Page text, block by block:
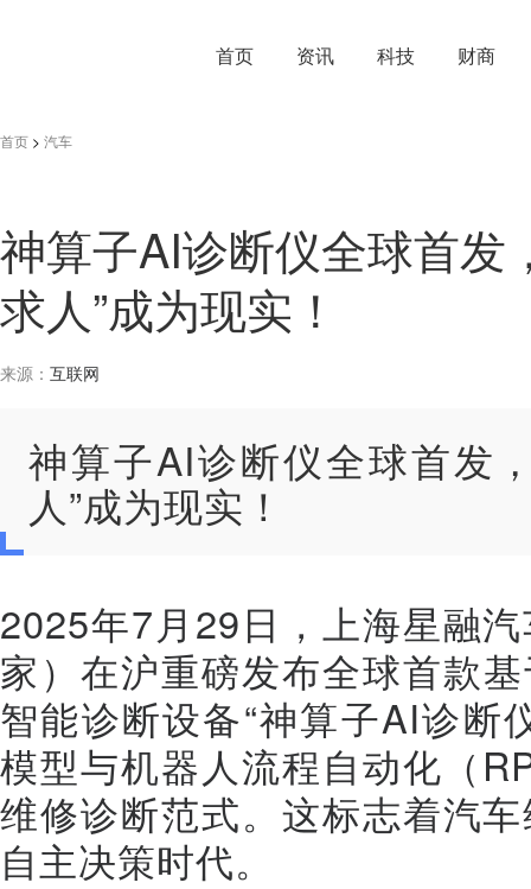
首页 资讯 科技 财商
首页 > 汽车
神算子AI诊断仪全球首发
求人”成为现实！
来源： 互联网
神算子AI诊断仪全球首发
人”成为现实！
2025年7月29日，上海星融
家）在沪重磅发布全球首款
智能诊断设备“神算子AI诊断
模型与机器人流程自动化（
维修诊断范式。这标志着汽
自主决策时代。